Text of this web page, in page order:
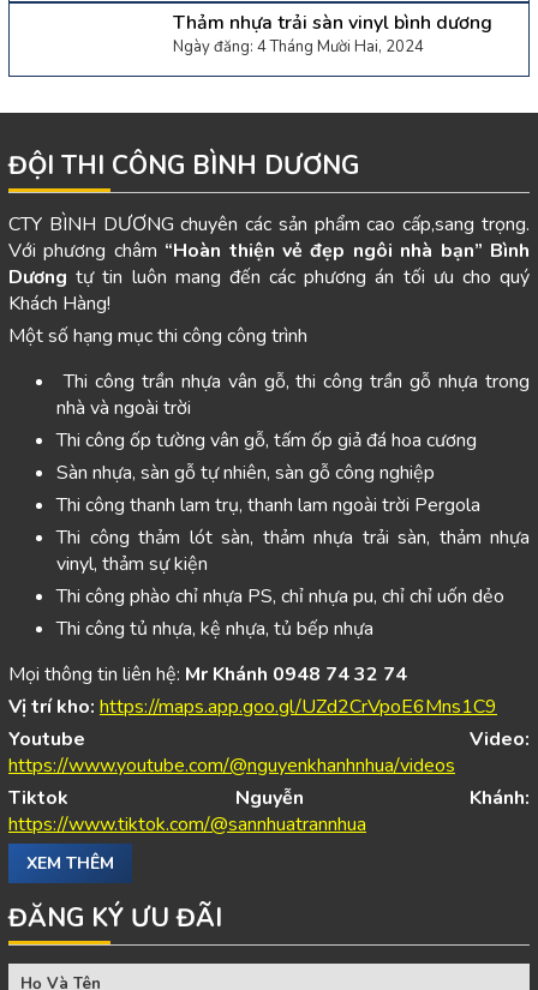
Thảm nhựa trải sàn vinyl bình dương
Ngày đăng: 4 Tháng Mười Hai, 2024
ĐỘI THI CÔNG BÌNH DƯƠNG
CTY BÌNH DƯƠNG chuyên các sản phẩm cao cấp,sang trọng.
Với phương châm “Hoàn thiện vẻ đẹp ngôi nhà bạn” Bình
Dươngtự tin luôn mang đến các phương án tối ưu cho quý
Khách Hàng!
Một số hạng mục thi công công trình
Thi công trần nhựa vân gỗ, thi công trần gỗ nhựa trong
nhà và ngoài trời
Thi công ốp tường vân gỗ, tấm ốp giả đá hoa cương
Sàn nhựa, sàn gỗ tự nhiên, sàn gỗ công nghiệp
Thi công thanh lam trụ, thanh lam ngoài trời Pergola
Thi công thảm lót sàn, thảm nhựa trải sàn, thảm nhựa
vinyl, thảm sự kiện
Thi công phào chỉ nhựa PS, chỉ nhựa pu, chỉ chỉ uốn dẻo
Thi công tủ nhựa, kệ nhựa, tủ bếp nhựa
Mọi thông tin liên hệ: Mr Khánh 0948 74 32 74
Vị trí kho: https://maps.app.goo.gl/UZd2CrVpoE6Mns1C9
Youtube Video:
https://www.youtube.com/@nguyenkhanhnhua/videos
Tiktok Nguyễn Khánh:
https://www.tiktok.com/@sannhuatrannhua
XEM THÊM
ĐĂNG KÝ ƯU ĐÃI